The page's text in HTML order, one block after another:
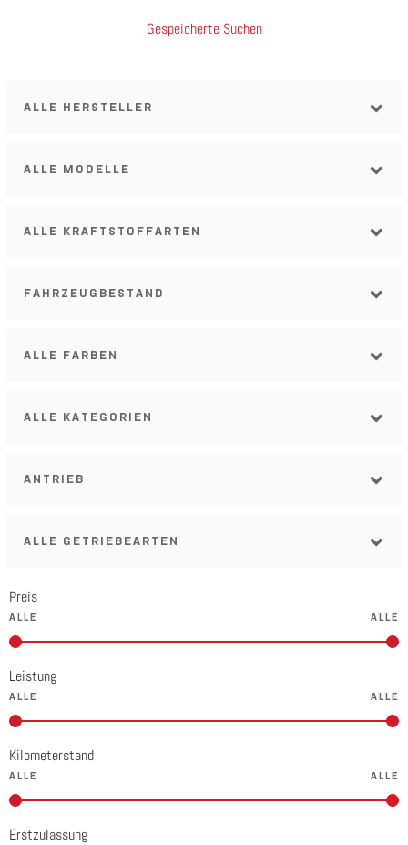
Gespeicherte Suchen
ALLE HERSTELLER
ALLE MODELLE
ALLE KRAFTSTOFFARTEN
FAHRZEUGBESTAND
ALLE FARBEN
ALLE KATEGORIEN
ANTRIEB
ALLE GETRIEBEARTEN
Preis
Leistung
Kilometerstand
Erstzulassung